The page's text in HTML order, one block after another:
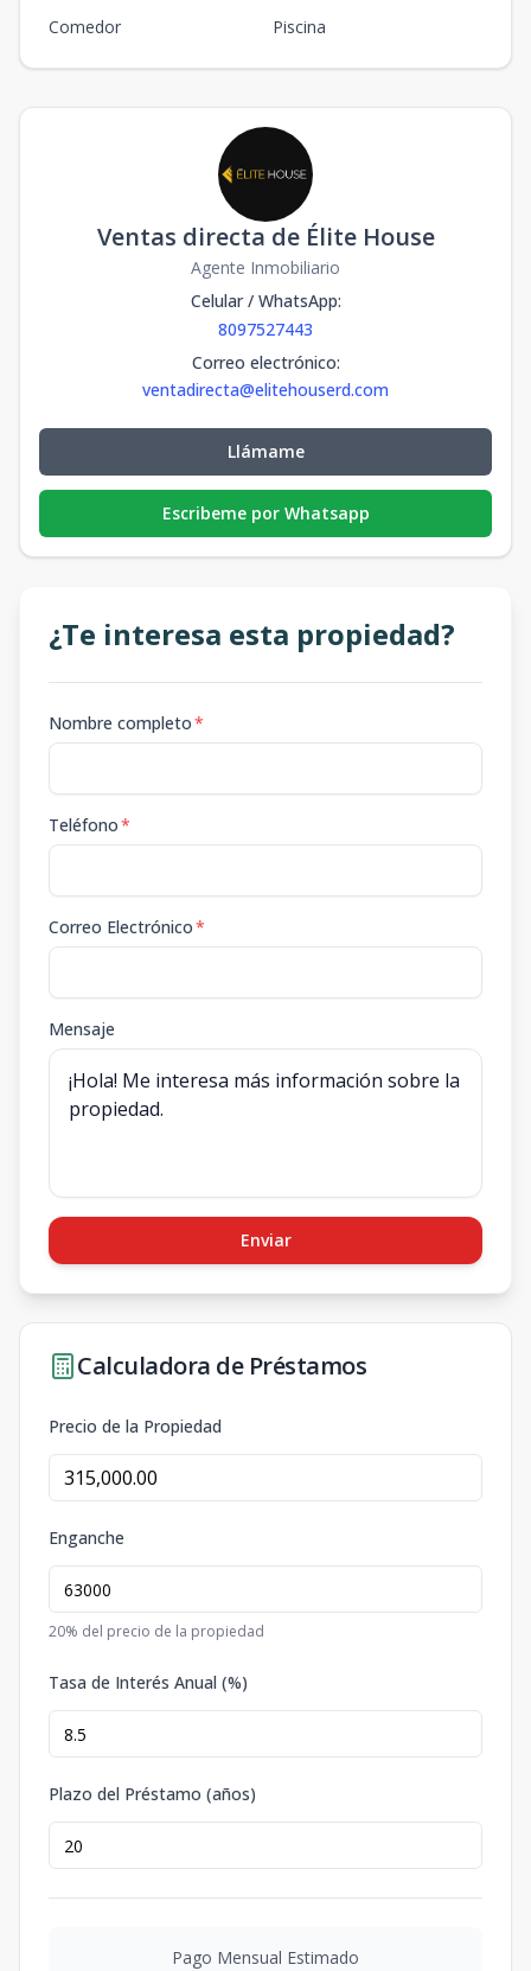
Comedor Piscina
Ventas directa de Élite House
Agente Inmobiliario
Celular / WhatsApp:
8097527443
Correo electrónico:
ventadirecta@elitehouserd.com
Llámame
Escribeme por Whatsapp
¿Te interesa esta propiedad?
Nombre completo*
Teléfono*
Correo Electrónico*
Mensaje
Enviar
Calculadora de Préstamos
Precio de la Propiedad
Enganche
20% del precio de la propiedad
Tasa de Interés Anual (%)
Plazo del Préstamo (años)
Pago Mensual Estimado